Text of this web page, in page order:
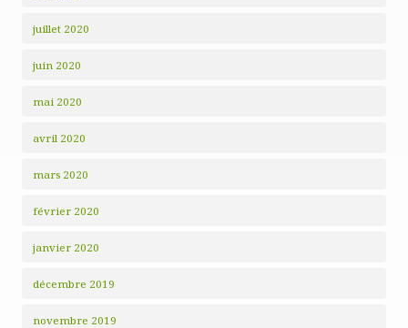
juillet 2020
juin 2020
mai 2020
avril 2020
mars 2020
février 2020
janvier 2020
décembre 2019
novembre 2019